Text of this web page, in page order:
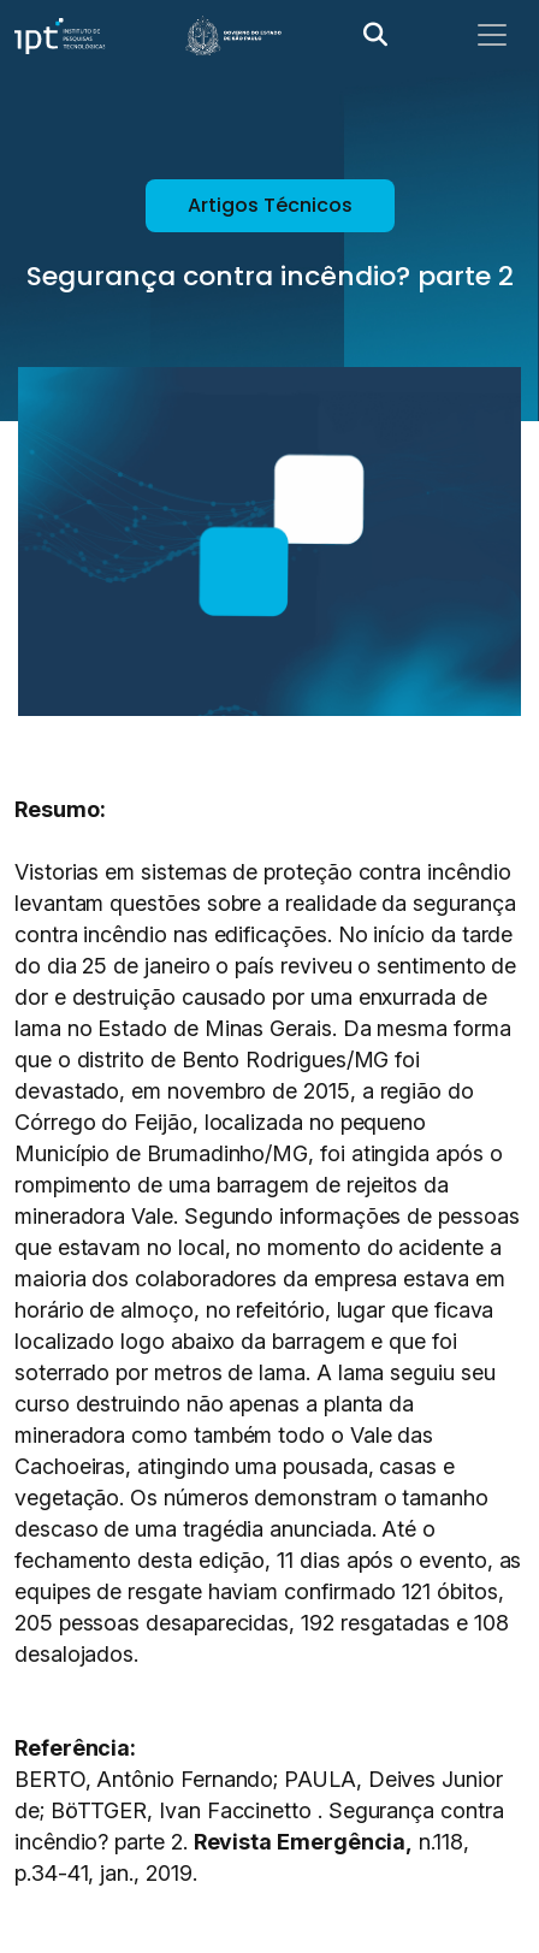
Artigos Técnicos
Segurança contra incêndio? parte 2
Resumo:
Vistorias em sistemas de proteção contra incêndio
levantam questões sobre a realidade da segurança
contra incêndio nas edificações. No início da tarde
do dia 25 de janeiro o país reviveu o sentimento de
dor e destruição causado por uma enxurrada de
lama no Estado de Minas Gerais. Da mesma forma
que o distrito de Bento Rodrigues/MG foi
devastado, em novembro de 2015, a região do
Córrego do Feijão, localizada no pequeno
Município de Brumadinho/MG, foi atingida após o
rompimento de uma barragem de rejeitos da
mineradora Vale. Segundo informações de pessoas
que estavam no local, no momento do acidente a
maioria dos colaboradores da empresa estava em
horário de almoço, no refeitório, lugar que ficava
localizado logo abaixo da barragem e que foi
soterrado por metros de lama. A lama seguiu seu
curso destruindo não apenas a planta da
mineradora como também todo o Vale das
Cachoeiras, atingindo uma pousada, casas e
vegetação. Os números demonstram o tamanho
descaso de uma tragédia anunciada. Até o
fechamento desta edição, 11 dias após o evento, as
equipes de resgate haviam confirmado 121 óbitos,
205 pessoas desaparecidas, 192 resgatadas e 108
desalojados.
Referência:
BERTO, Antônio Fernando; PAULA, Deives Junior
de; BöTTGER, Ivan Faccinetto . Segurança contra
incêndio? parte 2. Revista Emergência,
n.118,
p.34-41, jan., 2019.